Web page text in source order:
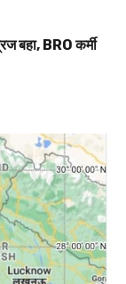
बहा, BRO कर्मी